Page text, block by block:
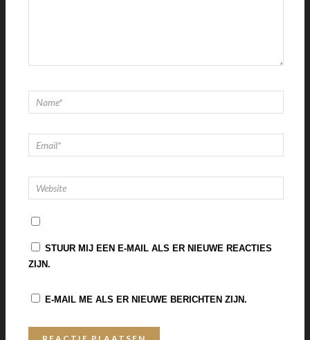
STUUR MIJ EEN E-MAIL ALS ER NIEUWE REACTIES
ZIJN.
E-MAIL ME ALS ER NIEUWE BERICHTEN ZIJN.